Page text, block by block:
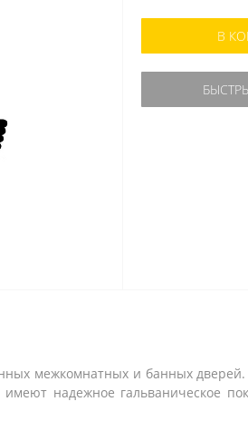
В
межкомнатных и банных
надежное гальваническое